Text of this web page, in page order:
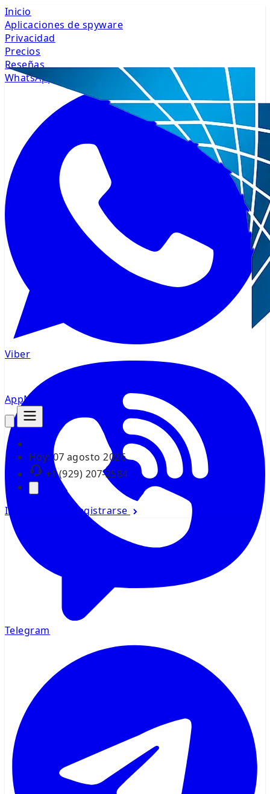
AppMsr
Hoy: 07 agosto 2026
+1 (929) 207-2584
Iniciar sesión Registrarse
Inicio
Aplicaciones de spyware
Privacidad
Precios
Reseñas
WhatsApp
Viber
Telegram